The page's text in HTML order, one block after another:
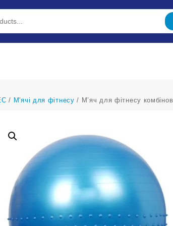
/ М'ячі для фітнесу / М’яч для фітнесу